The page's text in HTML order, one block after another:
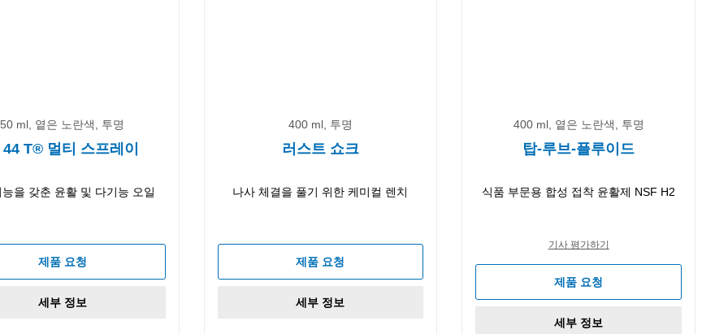
50 ml, 옅은 노란색, 투명
44 T® 멀티 스프레이
을 갖춘 윤활 및 다기능 오일
제품 요청
세부 정보
400 ml, 투명
러스트 쇼크
나사 체결을 풀기 위한 케미컬 렌치
제품 요청
세부 정보
400 ml, 옅은 노란색, 투명
탑-루브-플루이드
식품 부문용 합성 접착 윤활제 NSF H2
기사 평가하기
제품 요청
세부 정보